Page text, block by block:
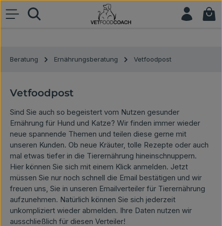
Zum Hauptinhalt springen
Beratung Ernährungsberatung Vetfoodpost
Vetfoodpost
Sind Sie auch so begeistert vom Nutzen gesunder
Ernährung für Hund und Katze? Wir finden immer wieder
neue spannende Themen und teilen diese gerne mit
unseren Kunden. Ob neue Kräuter, tolle Rezepte oder auch
mal etwas tiefer in die Tierernährung hineinschnuppern.
Hier können Sie sich mit einem Klick anmelden. Jetzt
müssen Sie nur noch schnell die Email bestätigen und wir
freuen uns, Sie in unseren Emailverteiler für Tierernährung
aufzunehmen. Natürlich können Sie sich jederzeit
unkompliziert wieder abmelden. Ihre Daten nutzen wir
ausschließlich für diesen Verteiler!